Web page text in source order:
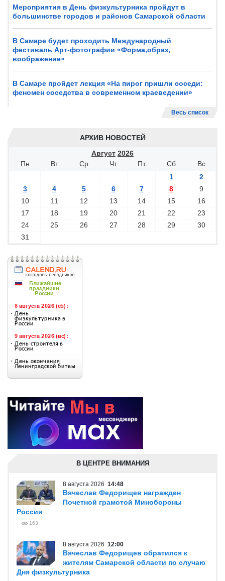
Мероприятия в День физкультурника пройдут в
большинстве городов и районов Самарской области
В Самаре будет проходить Международный
фестиваль Арт-фотографии «Форма,образ,
воображение»
В Самаре пройдет лекция «На пирог пришли соседи:
феномен соседства в современном краеведении»
Весь список
АРХИВ НОВОСТЕЙ
Август 2026
Пн
Вт Ср Чт Пт Сб
Вс
1
2
3
4 5 6 7 8
9
10
11 12 13 14 15
16
17
18 19 20 21 22
23
24
25 26 27 28 29
30
31
В ЦЕНТРЕ ВНИМАНИЯ
8 августа 2026 14:48
Вячеслав Федорищев награжден
Почетной грамотой Минобороны
России
163
8 августа 2026 12:00
Вячеслав Федорищев обратился к
жителям Самарской области по случаю
Дня физкультурника